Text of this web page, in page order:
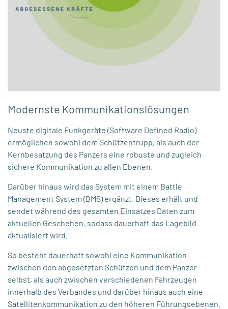
Modernste Kommunikationslösungen
Neuste digitale Funkgeräte (Software Defined Radio)
ermöglichen sowohl dem Schützentrupp, als auch der
Kernbesatzung des Panzers eine robuste und zugleich
sichere Kommunikation zu allen Ebenen.
Darüber hinaus wird das System mit einem Battle
Management System (BMS) ergänzt. Dieses erhält und
sendet während des gesamten Einsatzes Daten zum
aktuellen Geschehen, sodass dauerhaft das Lagebild
aktualisiert wird.
So besteht dauerhaft sowohl eine Kommunikation
zwischen den abgesetzten Schützen und dem Panzer
selbst, als auch zwischen verschiedenen Fahrzeugen
innerhalb des Verbandes und darüber hinaus auch eine
Satellitenkommunikation zu den höheren Führungsebenen.